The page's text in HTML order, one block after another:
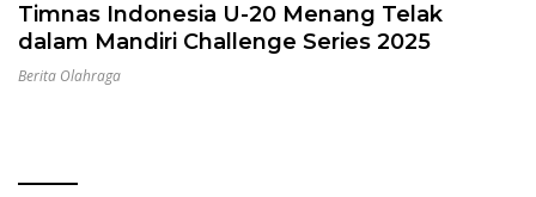
Timnas Indonesia U-20 Menang Telak
dalam Mandiri Challenge Series 2025
Berita Olahraga